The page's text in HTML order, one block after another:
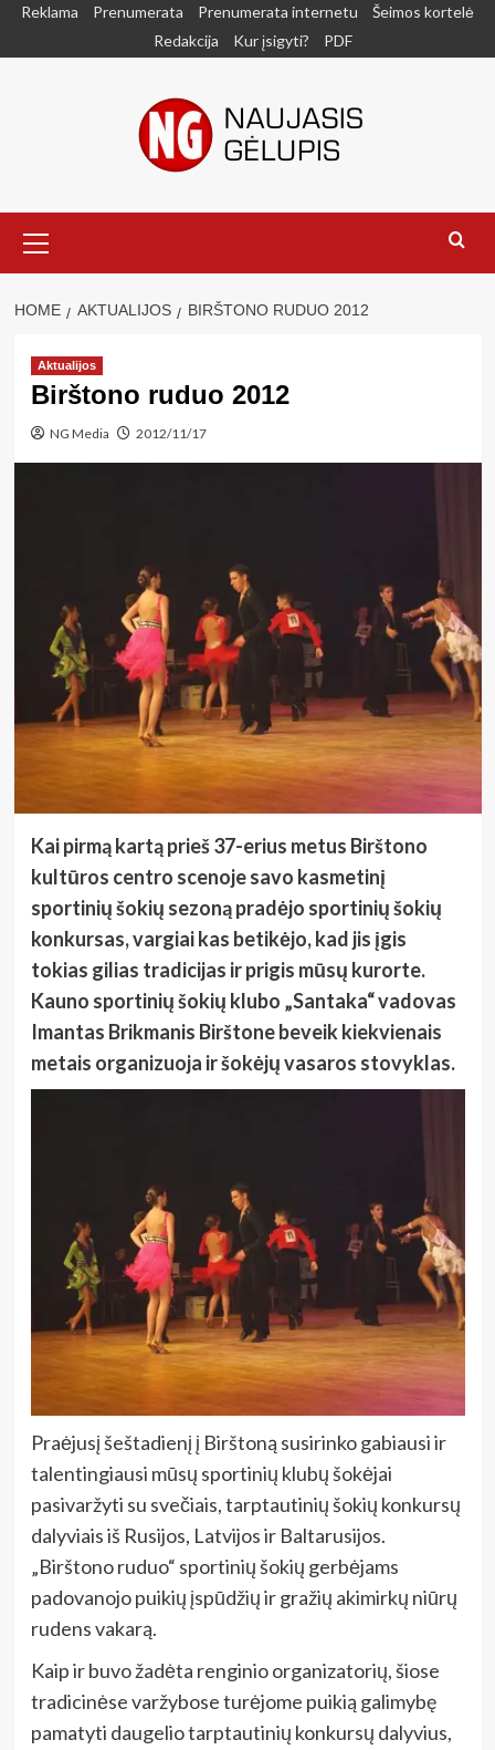
SkipReklama Prenumerata Prenumerata internetu
Šeimos kortelė
Redakcija
Kur įsigyti? PDF
Menu
HOME AKTUALIJOS BIRŠTONO RUDUO 2012
Aktualijos
Birštono ruduo 2012
NG Media 2012/11/17
Kai pirmą kartą prieš 37-erius metus Birštono
kultūros centro scenoje savo kasmetinį
sportinių šokių sezoną pradėjo sportinių šokių
konkursas, vargiai kas betikėjo, kad jis įgis
tokias gilias tradicijas ir prigis mūsų kurorte.
Kauno sportinių šokių klubo „Santaka“ vadovas
Imantas Brikmanis Birštone beveik kiekvienais
metais organizuoja ir šokėjų vasaros stovyklas.
Praėjusį šeštadienį į Birštoną susirinko gabiausi ir
talentingiausi mūsų sportinių klubų šokėjai
pasivaržyti su svečiais, tarptautinių šokių konkursų
dalyviais iš Rusijos, Latvijos ir Baltarusijos.
„Birštono ruduo“ sportinių šokių gerbėjams
padovanojo puikių įspūdžių ir gražių akimirkų niūrų
rudens vakarą.
Kaip ir buvo žadėta renginio organizatorių, šiose
tradicinėse varžybose turėjome puikią galimybę
pamatyti daugelio tarptautinių konkursų dalyvius,